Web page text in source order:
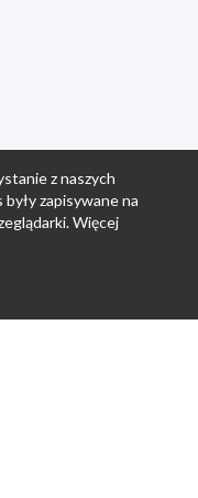
z naszych
zapisywane na
Więcej